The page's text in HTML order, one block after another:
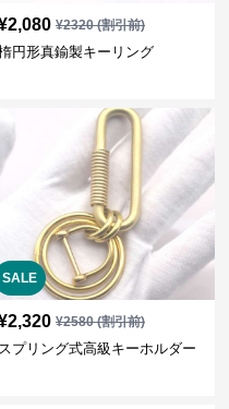
2,080 ¥2320(割引前)
円形真鍮製キーリング
SALE
2,320 ¥2580(割引前)
スプリング式高級キーホルダー